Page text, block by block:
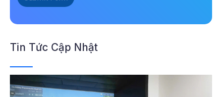
Tin Tức Cập Nhật